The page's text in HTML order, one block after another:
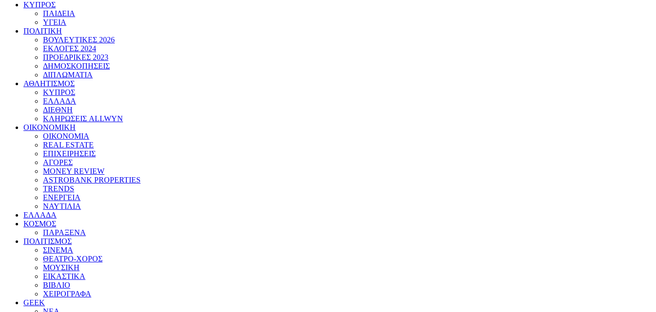
ΚΥΠΡΟΣ
ΠΑΙΔΕΙΑ
ΥΓΕΙΑ
ΠΟΛΙΤΙΚΗ
ΒΟΥΛΕΥΤΙΚΕΣ 2026
ΕΚΛΟΓΕΣ 2024
ΠΡΟΕΔΡΙΚΕΣ 2023
ΔΗΜΟΣΚΟΠΗΣΕΙΣ
ΔΙΠΛΩΜΑΤΙΑ
ΑΘΛΗΤΙΣΜΟΣ
ΚΥΠΡΟΣ
ΕΛΛΑΔΑ
ΔΙΕΘΝΗ
ΚΛΗΡΩΣΕΙΣ ALLWYN
ΟΙΚΟΝΟΜΙΚΗ
ΟΙΚΟΝΟΜΙΑ
REAL ESTATE
ΕΠΙΧΕΙΡΗΣΕΙΣ
ΑΓΟΡΕΣ
MONEY REVIEW
ASTROBANK PROPERTIES
TRENDS
ΕΝΕΡΓΕΙΑ
ΝΑΥΤΙΛΙΑ
ΕΛΛΑΔΑ
ΚΟΣΜΟΣ
ΠΑΡΑΞΕΝΑ
ΠΟΛΙΤΙΣΜΟΣ
ΣΙΝΕΜΑ
ΘΕΑΤΡΟ-ΧΟΡΟΣ
ΜΟΥΣΙΚΗ
ΕΙΚΑΣΤΙΚΑ
ΒΙΒΛΙΟ
ΧΕΙΡΟΓΡΑΦΑ
GEEK